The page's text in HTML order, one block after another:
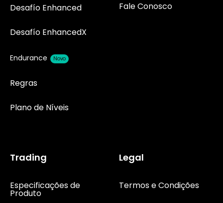
Desafío Enhanced
Desafío EnhancedX
Endurance Novo
Regras
Plano de Níveis
Fale Conosco
Trading
Especificações de
Produto
Legal
Termos e Condições